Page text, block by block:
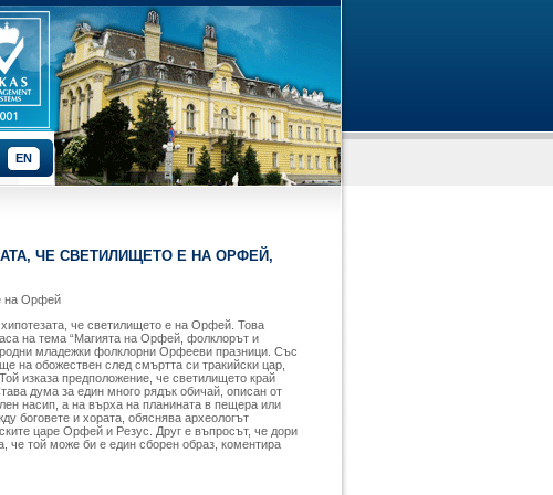
EN
ЧЕ СВЕТИЛИЩЕТО Е НА ОРФЕЙ,
на Орфей
хипотезата, че светилището е на Орфей. Това
на тема “Магията на Орфей, фолклорът и
младежки фолклорни Орфееви празници. Със
на обожествен след смъртта си тракийски цар,
изказа предположение, че светилището край
дума за един много рядък обичай, описан от
насип, а на върха на планината в пещера или
боговете и хората, обяснява археологът
царе Орфей и Резус. Друг е въпросът, че дори
че той може би е един сборен образ, коментира